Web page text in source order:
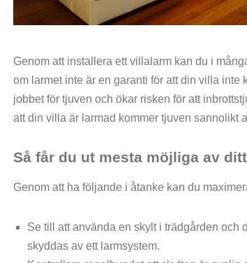
Genom att installera ett villalarm kan du i
om larmet inte är en garanti för att din villa inte
jobbet för tjuven och ökar risken för att
att din villa är larmad kommer tjuven sannolikt
Så får du ut mesta möjliga av
Genom att ha följande i åtanke kan du
Se till att använda en skylt i trädgården och
skyddas av ett larmsystem.